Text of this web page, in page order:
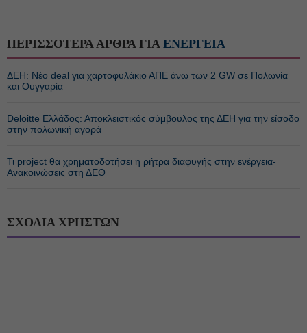
ΠΕΡΙΣΣΟΤΕΡΑ ΑΡΘΡΑ ΓΙΑ ΕΝΕΡΓΕΙΑ
ΔΕΗ: Νέο deal για χαρτοφυλάκιο ΑΠΕ άνω των 2 GW σε Πολωνία
και Ουγγαρία
Deloitte Ελλάδος: Αποκλειστικός σύμβουλος της ΔΕΗ για την είσοδο
στην πολωνική αγορά
Τι project θα χρηματοδοτήσει η ρήτρα διαφυγής στην ενέργεια-
Ανακοινώσεις στη ΔΕΘ
ΣΧΟΛΙΑ ΧΡΗΣΤΩΝ